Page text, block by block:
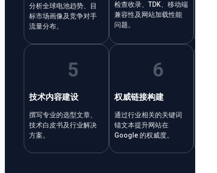
分析全球电池趋势、目
标市场画像及竞争对手
流量分布。
检查收录、TDK、移动端
兼容性及网站加载性能
问题。
5
技术内容建设
撰写专业的选型文章、
技术白皮书及行业解决
方案。
6
权威链接构建
通过行业相关的关键词
锚文本提升网站在
Google 的权威度。